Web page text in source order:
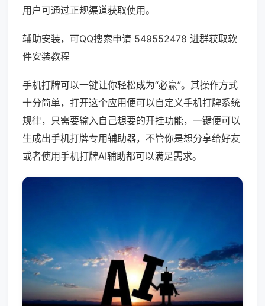
用户可通过正规渠道获取使用。
辅助安装，可QQ搜索申请 549552478 进群获取软
件安装教程
手机打牌可以一键让你轻松成为“必赢”。其操作方式
十分简单，打开这个应用便可以自定义手机打牌系统
规律，只需要输入自己想要的开挂功能，一键便可以
生成出手机打牌专用辅助器，不管你是想分享给好友
或者使用手机打牌AI辅助都可以满足需求。